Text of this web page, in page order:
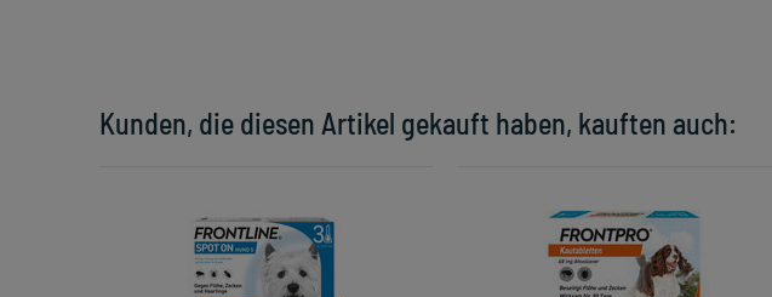
Kunden, die diesen Artikel gekauft haben, kauften auch: